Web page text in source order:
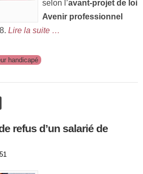
selon l’avant-projet de loi
Avenir professionnel
Lire la suite …
handicapé
refus d’un salarié de